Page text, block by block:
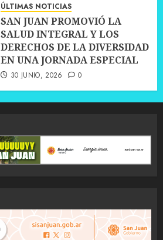
ÚLTIMAS NOTICIAS
SAN JUAN PROMOVIÓ LA
SALUD INTEGRAL Y LOS
DERECHOS DE LA DIVERSIDAD
EN UNA JORNADA ESPECIAL
30 JUNIO, 2026 0